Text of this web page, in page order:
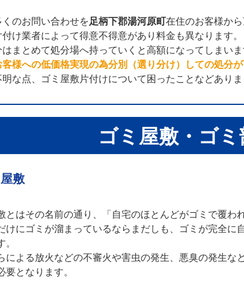
くのお問い合わせを足柄下郡湯河原町在住のお客様から
け業者によって得意不得意があり料金も異なります。
まとめて処分場へ持っていくと高額になってしまいま
様への低価格実現の為分別（選り分け）しての処分が
な点、ゴミ屋敷片付けについて困ったことなどあり
ゴミ屋敷・ゴ
敷
とはその名前の通り、「自宅のほとんどがゴミで覆わ
けにゴミが溜まっているならまだしも、ゴミが完全
による放火などの不審火や害虫の発生、悪臭の発生
要となります。